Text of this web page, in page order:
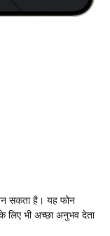
सकता है। यह फोन
लिए भी अच्छा अनुभव देता